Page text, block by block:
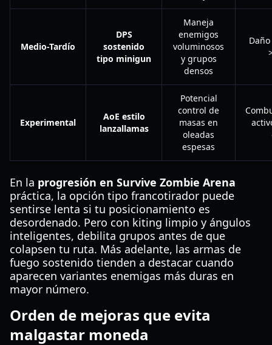
Medio-Tardío
DPS
sostenido
tipo minigun
Maneja
enemigos
voluminosos
y grupos
densos
Experimental
AoE estilo
lanzallamas
Potencial
control de
masas en
oleadas
espesas
En la progresión en Survive Zombie Arena
práctica, la opción tipo francotirador puede
sentirse lenta si tu posicionamiento es
desordenado. Pero con kiting limpio y ángulos
inteligentes, debilita grupos antes de que
colapsen tu ruta. Más adelante, las armas de
fuego sostenido tienden a destacar cuando
aparecen variantes enemigas más duras en
mayor número.
Orden de mejoras que evita
malgastar moneda